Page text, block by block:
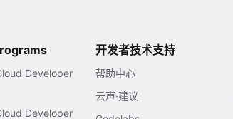
Developer
Developer
开发者技术支持
帮助中心
云声·建议